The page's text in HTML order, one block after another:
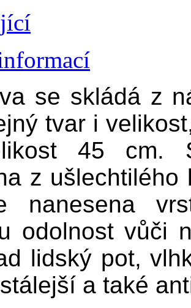
se skládá z
tvar i
45 cm.
z
nanesena
odolnost vůči
lidský pot,
a také